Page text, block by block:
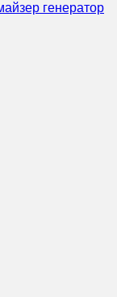
генератор